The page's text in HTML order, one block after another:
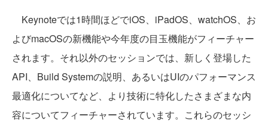
Keynoteでは1時間ほどでiOS、iPadOS、watchOS、お
よびmacOSの新機能や今年度の目玉機能がフィーチャー
されます。それ以外のセッションでは、新しく登場した
API、Build Systemの説明、あるいはUIのパフォーマンス
最適化についてなど、より技術に特化したさまざまな内
容についてフィーチャーされています。これらのセッシ